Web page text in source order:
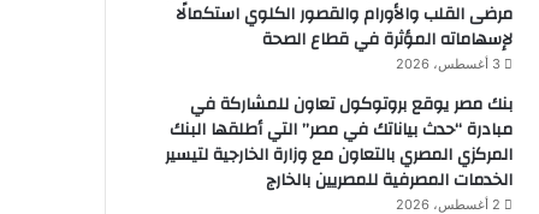
مرضى القلب والأورام والقصور الكلوي استكمالًا
لإسهاماته المؤثرة في قطاع الصحة
3 أغسطس، 2026
بنك مصر يوقع بروتوكول تعاون للمشاركة في
مبادرة “حدث بياناتك في مصر” التي أطلقها البنك
المركزي المصري بالتعاون مع وزارة الخارجية لتيسير
الخدمات المصرفية للمصريين بالخارج
2 أغسطس، 2026